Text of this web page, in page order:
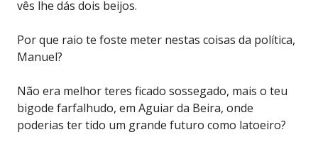
vês lhe dás dois beijos.
Por que raio te foste meter nestas coisas da política,
Manuel?
Não era melhor teres ficado sossegado, mais o teu
bigode farfalhudo, em Aguiar da Beira, onde
poderias ter tido um grande futuro como latoeiro?